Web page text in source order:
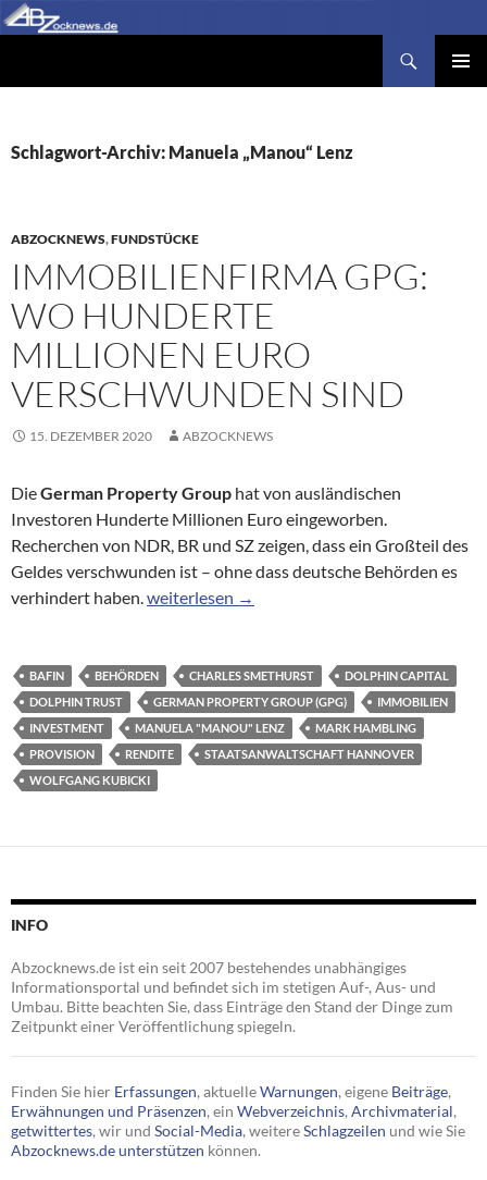
Zum
Inhalt
Schlagwort-Archiv: Manuela „Manou“ Lenz
ABZOCKNEWS,FUNDSTÜCKE
IMMOBILIENFIRMA GPG:
WO HUNDERTE
MILLIONEN EURO
VERSCHWUNDEN SIND
15. DEZEMBER 2020 ABZOCKNEWS
DieGerman Property Group hat von ausländischen
Investoren Hunderte Millionen Euro eingeworben.
Recherchen von NDR, BR und SZ zeigen, dass ein Großteil des
Geldes verschwunden ist – ohne dass deutsche Behörden es
verhindert haben.Immobilienfirma GPG: Wo Hunderte
weiterlesen →
BAFIN BEHÖRDEN CHARLES SMETHURST
DOLPHIN CAPITAL
DOLPHIN TRUST
GERMAN PROPERTY GROUP (GPG)
IMMOBILIEN
INVESTMENT
MANUELA "MANOU" LENZ
MARK HAMBLING
PROVISION
RENDITE
STAATSANWALTSCHAFT HANNOVER
WOLFGANG KUBICKI
INFO
Abzocknews.de ist ein seit 2007 bestehendes unabhängiges
Informationsportal und befindet sich im stetigen Auf-, Aus- und
Umbau. Bitte beachten Sie, dass Einträge den Stand der Dinge zum
Zeitpunkt einer Veröffentlichung spiegeln.
Finden Sie hier Erfassungen, aktuelleWarnungen, eigene Beiträge,
Erwähnungen und Präsenzen, ein Webverzeichnis, Archivmaterial,
getwittertes, wir und Social-Media, weitereSchlagzeilen und wie Sie
Abzocknews.de unterstützen können.